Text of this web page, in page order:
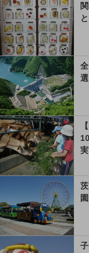
実